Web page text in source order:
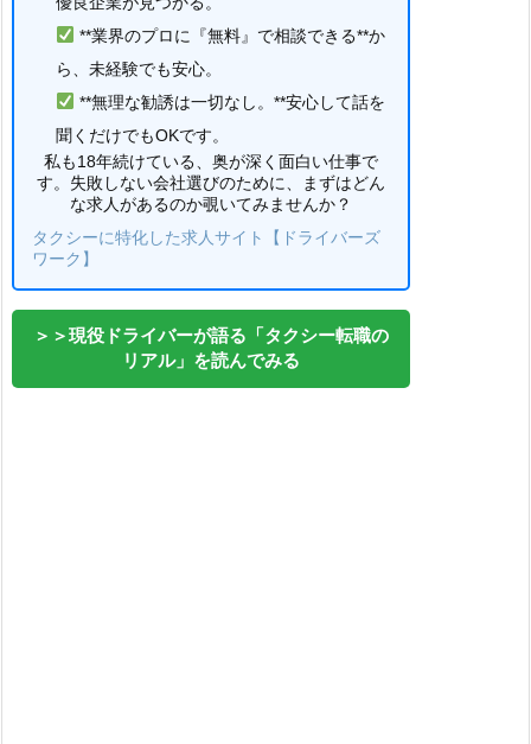
**業界のプロに『無料』で相談できる**か
ら、未経験でも安心。
**無理な勧誘は一切なし。**安心して話を
聞くだけでもOKです。
私も18年続けている、奥が深く面白い仕事で
す。失敗しない会社選びのために、まずはどん
な求人があるのか覗いてみませんか？
タクシーに特化した求人サイト【ドライバーズ
ワーク】
＞＞現役ドライバーが語る「タクシー転職の
リアル」を読んでみる